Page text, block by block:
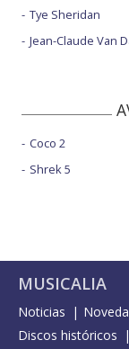
Tye Sheridan
Jean-Claude Van
Coco 2
Shrek 5
MUSICALIA
Noticias
Discos históricos